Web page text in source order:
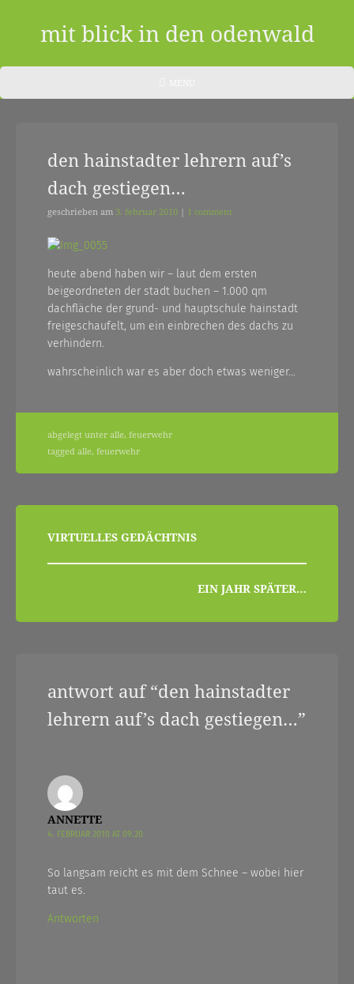
mit blick in den odenwald
blog
dem
odenwald
zwischendurch
nebenher…
den hainstadter lehrern auf’s
dach gestiegen…
geschrieben am 3. februar 2010 | 1 comment
heute abend haben wir – laut dem ersten
beigeordneten der stadt buchen – 1.000 qm
dachfläche der grund- und hauptschule hainstadt
freigeschaufelt, um ein einbrechen des dachs zu
verhindern.
wahrscheinlich war es aber doch etwas weniger…
abgelegt unter alle, feuerwehr
tagged alle, feuerwehr
beitragsnavigation
VIRTUELLES GEDÄCHTNIS
EIN JAHR SPÄTER…
antwort auf “den hainstadter
lehrern auf’s dach gestiegen…”
ANNETTE
4. FEBRUAR 2010 AT 09.20
So langsam reicht es mit dem Schnee – wobei hier
taut es.
Antworten